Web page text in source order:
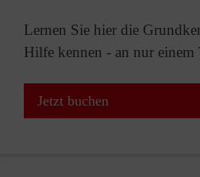
Lernen Sie hier die
Hilfe kennen - an nur einem
Jetzt buchen